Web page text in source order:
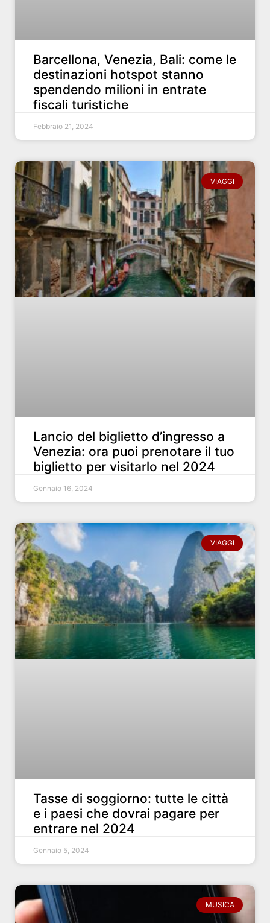
Barcellona, ​​Venezia, Bali: come le
destinazioni hotspot stanno
spendendo milioni in entrate
fiscali turistiche
Febbraio 21, 2024
VIAGGI
Lancio del biglietto d’ingresso a
Venezia: ora puoi prenotare il tuo
biglietto per visitarlo nel 2024
Gennaio 16, 2024
VIAGGI
Tasse di soggiorno: tutte le città
e i paesi che dovrai pagare per
entrare nel 2024
Gennaio 5, 2024
MUSICA